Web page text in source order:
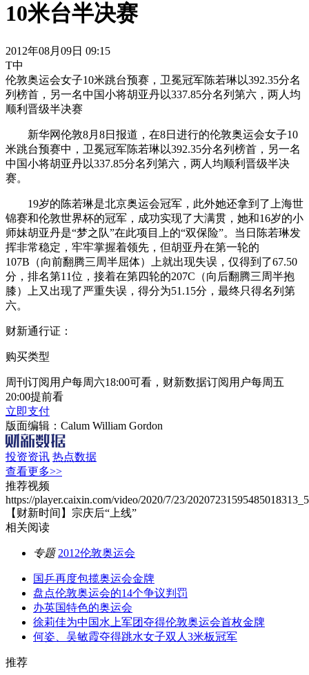
10米台半决赛
2012年08月09日 09:15
T中
伦敦奥运会女子10米跳台预赛，卫冕冠军陈若琳以392.35分名
列榜首，另一名中国小将胡亚丹以337.85分名列第六，两人均
顺利晋级半决赛
新华网伦敦8月8日报道，在8日进行的伦敦奥运会女子10
米跳台预赛中，卫冕冠军陈若琳以392.35分名列榜首，另一名
中国小将胡亚丹以337.85分名列第六，两人均顺利晋级半决
赛。
19岁的陈若琳是北京奥运会冠军，此外她还拿到了上海世
锦赛和伦敦世界杯的冠军，成功实现了大满贯，她和16岁的小
师妹胡亚丹是“梦之队”在此项目上的“双保险”。当日陈若琳发
挥非常稳定，牢牢掌握着领先，但胡亚丹在第一轮的
107B（向前翻腾三周半屈体）上就出现失误，仅得到了67.50
分，排名第11位，接着在第四轮的207C（向后翻腾三周半抱
膝）上又出现了严重失误，得分为51.15分，最终只得名列第
六。
财新通行证：
购买类型
周刊订阅用户每周六18:00可看，财新数据订阅用户每周五
20:00提前看
立即支付
版面编辑：Calum William Gordon
投资资讯 热点数据
查看更多>>
推荐视频
https://player.caixin.com/video/2020/7/23/
【财新时间】宗庆后“上线”
相关阅读
专题 2012伦敦奥运会
国乒再度包揽奥运会金牌
盘点伦敦奥运会的14个争议判罚
办英国特色的奥运会
徐莉佳为中国水上军团夺得伦敦奥运会首枚金牌
何姿、吴敏霞夺得跳水女子双人3米板冠军
推荐